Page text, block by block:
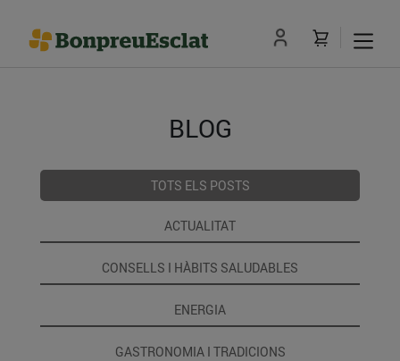
BLOG
TOTS ELS POSTS
ACTUALITAT
CONSELLS I HÀBITS SALUDABLES
ENERGIA
GASTRONOMIA I TRADICIONS